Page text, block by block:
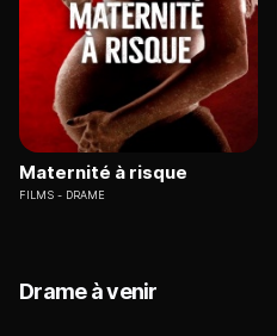
Maternité à risque
FILMS DRAME
Drame à venir